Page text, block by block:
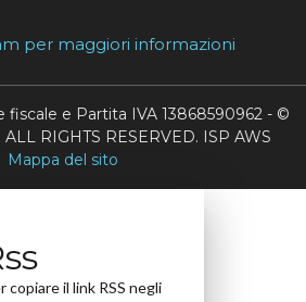
per maggiori informazioni
fiscale e Partita IVA 13868590962 - ©
RIGHTS RESERVED. ISP AWS
Mappa del sito
copiare il link RSS negli